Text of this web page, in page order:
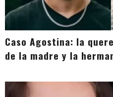
Caso Agostina: la
de la madre y la